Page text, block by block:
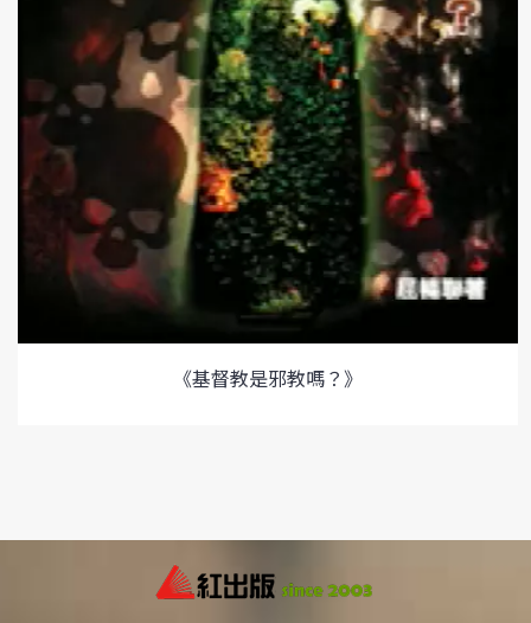
《基督教是邪教嗎？》